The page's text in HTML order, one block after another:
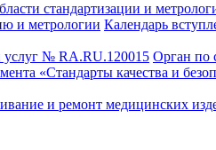
стандартизации и
и метрологии Календарь
услуг № RA.RU.120015 Орган по
«Стандарты качества и
и ремонт медицинских